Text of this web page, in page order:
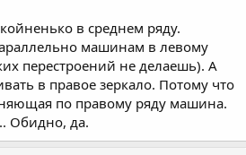
в среднем ряду.
машинам в левому
перестроений не делаешь). А
в правое зеркало. Потому что
по правому ряду машина.
Обидно, да.